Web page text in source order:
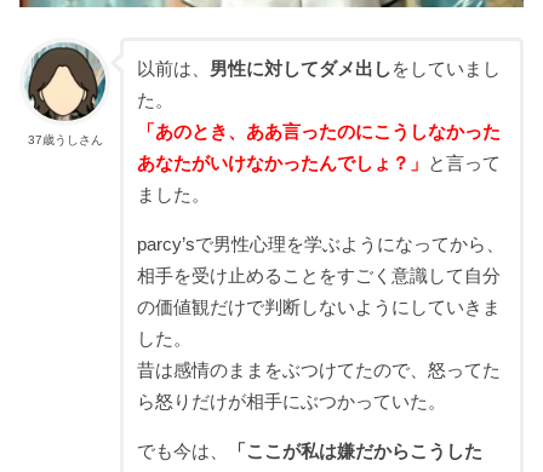
37歳うしさん
以前は、 男性に対してダメ出しをしていまし
た。
「あのとき、ああ言ったのにこうしなかった
あなたがいけなかったんでしょ？」
と言って
ました。
parcy’sで男性心理を学ぶようになってから、
相手を受け止めることをすごく意識して自分
の価値観だけで判断しないようにしていきま
した。
昔は感情のままをぶつけてたので、怒ってた
ら怒りだけが相手にぶつかっていた。
でも今は、
「ここが私は嫌だからこうした